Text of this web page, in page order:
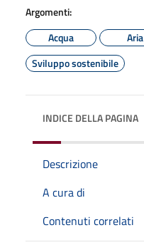
Argomenti:
Acqua
Aria
Sviluppo sostenibile
INDICE DELLA PAGINA
Descrizione
A cura di
Contenuti correlati